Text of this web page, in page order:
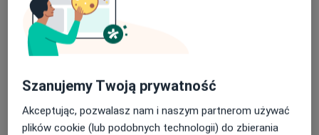
Dzieci (Tylko pod niektórymi adresami)
Rodzaje konsultacji
Pokaż więcejo doświadczeniu
Szanujemy Twoją prywatność
Akceptując, pozwalasz nam i naszym partnerom używać
plików cookie (lub podobnych technologii) do zbierania